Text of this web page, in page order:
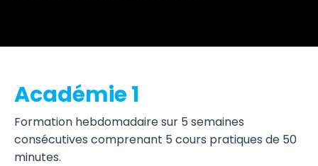
Académie 1
Formation hebdomadaire sur 5 semaines
consécutives comprenant 5 cours pratiques de 50
minutes.